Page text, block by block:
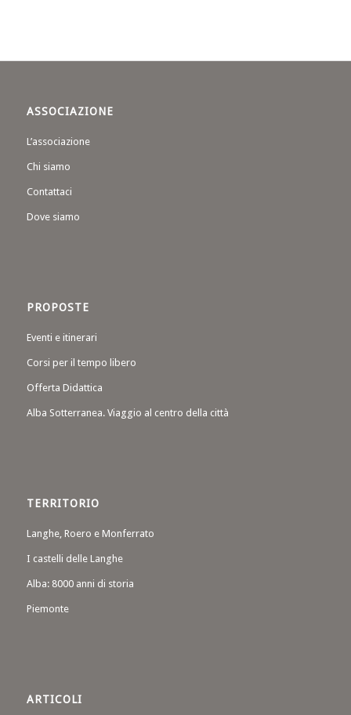
ASSOCIAZIONE
L’associazione
Chi siamo
Contattaci
Dove siamo
PROPOSTE
Eventi e itinerari
Corsi per il tempo libero
Offerta Didattica
Alba Sotterranea. Viaggio al centro della città
TERRITORIO
Langhe, Roero e Monferrato
I castelli delle Langhe
Alba: 8000 anni di storia
Piemonte
ARTICOLI